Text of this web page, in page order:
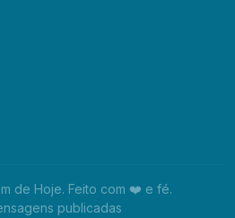
de Hoje. Feito com ❤️ e fé.
publicadas